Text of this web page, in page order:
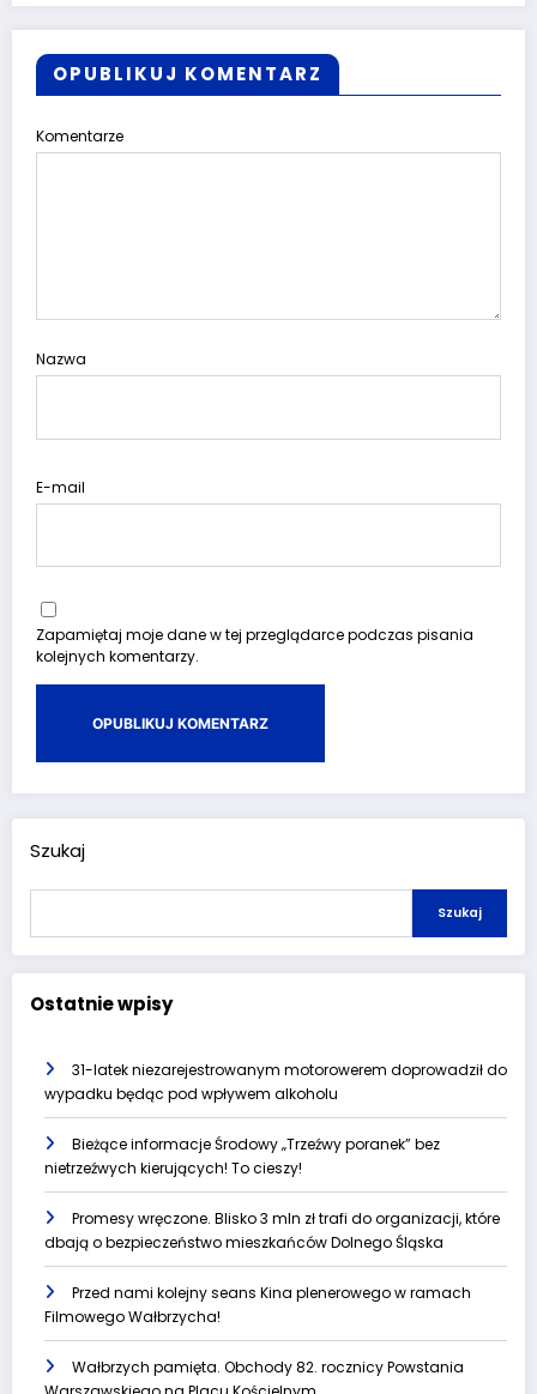
OPUBLIKUJ KOMENTARZ
Komentarze
Nazwa
E-mail
Zapamiętaj moje dane w tej przeglądarce podczas pisania
kolejnych komentarzy.
Szukaj
Szukaj
Ostatnie wpisy
31-latek niezarejestrowanym motorowerem doprowadził do
wypadku będąc pod wpływem alkoholu
Bieżące informacje Środowy „Trzeźwy poranek” bez
nietrzeźwych kierujących! To cieszy!
Promesy wręczone. Blisko 3 mln zł trafi do organizacji, które
dbają o bezpieczeństwo mieszkańców Dolnego Śląska
Przed nami kolejny seans Kina plenerowego w ramach
Filmowego Wałbrzycha!
Wałbrzych pamięta. Obchody 82. rocznicy Powstania